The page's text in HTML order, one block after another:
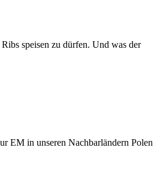
speisen zu dürfen. Und was der
EM in unseren Nachbarländern Polen